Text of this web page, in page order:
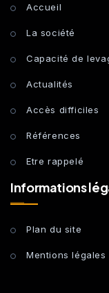
Accueil
La société
Capacité de
Actualités
Accès difficiles
Références
Etre rappelé
Informations
Plan du site
Mentions légales